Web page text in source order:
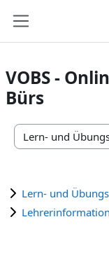
VOBS -
Bürs
Kursbereiche
Lern- und